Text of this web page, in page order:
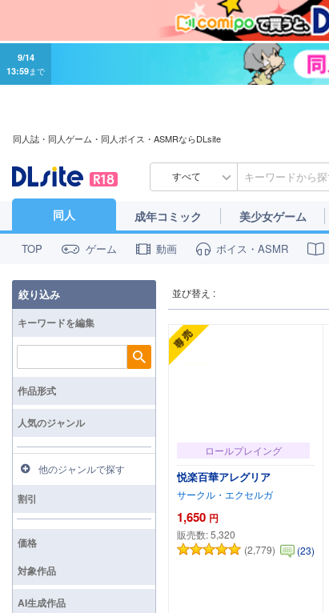
9/14
13:59まで
同人誌・同人ゲーム・同人ボイス・ASMRならDLsite
すべて
同人 成年コミック 美少女ゲーム
TOP ゲーム 動画 ボイス・ASMR
並び替え :
ロールプレイング
悦楽百華アレグリア
サークル・エクセルガ
1,650 円
販売数:5,320
(2,779)
(23)
絞り込み
キーワードを編集
検索
作品形式
人気のジャンル
他のジャンルで探す
割引
価格
対象作品
AI生成作品